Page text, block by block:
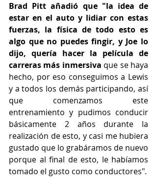
Brad Pitt añadió que "la idea de
estar en el auto y lidiar con estas
fuerzas, la física de todo esto es
algo que no puedes fingir, y Joe lo
dijo, quería hacer la película de
carreras más inmersiva que se haya
hecho, por eso conseguimos a Lewis
y a todos los demás participando, así
que comenzamos este
entrenamiento y pudimos conducir
básicamente 2 años durante la
realización de esto, y casi me hubiera
gustado que lo grabáramos de nuevo
porque al final de esto, le habíamos
tomado el gusto como conductores".